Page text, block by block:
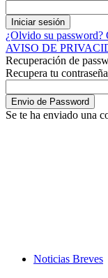
¿Olvido su password?
AVISO DE
Recuperación de
Recupera tu contraseña
Se te ha enviado una
Noticias Breves